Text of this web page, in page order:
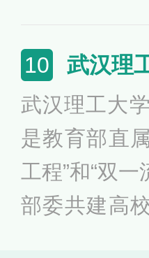
获批为首批
一流”建设A
越工程师教
划、国家建
10 武汉理
武汉理工大
是教育部直
工程”和“双
部委共建高